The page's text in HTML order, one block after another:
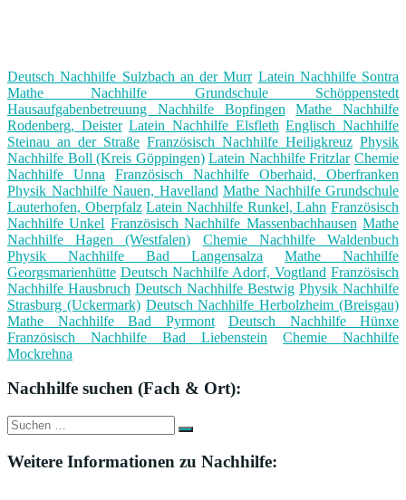
Deutsch Nachhilfe Sulzbach an der Murr Latein Nachhilfe Sontra
Mathe Nachhilfe Grundschule Schöppenstedt
Hausaufgabenbetreuung Nachhilfe Bopfingen
Mathe Nachhilfe
Rodenberg, Deister Latein Nachhilfe Elsfleth Englisch Nachhilfe
Steinau an der Straße Französisch Nachhilfe Heiligkreuz Physik
Nachhilfe Boll (Kreis Göppingen) Latein Nachhilfe Fritzlar Chemie
Nachhilfe Unna
Französisch Nachhilfe Oberhaid, Oberfranken
Physik Nachhilfe Nauen, Havelland Mathe Nachhilfe Grundschule
Lauterhofen, Oberpfalz Latein Nachhilfe Runkel, Lahn Französisch
Nachhilfe Unkel Französisch Nachhilfe Massenbachhausen Mathe
Nachhilfe Hagen (Westfalen)
Chemie Nachhilfe Waldenbuch
Physik Nachhilfe Bad Langensalza
Mathe Nachhilfe
Georgsmarienhütte Deutsch Nachhilfe Adorf, Vogtland Französisch
Nachhilfe Hausbruch Deutsch Nachhilfe Bestwig Physik Nachhilfe
Strasburg (Uckermark) Deutsch Nachhilfe Herbolzheim (Breisgau)
Mathe Nachhilfe Bad Pyrmont
Deutsch Nachhilfe Hünxe
Französisch Nachhilfe Bad Liebenstein
Chemie Nachhilfe
Mockrehna
Nachhilfe suchen (Fach & Ort):
Suche
nach:
Suchen
Weitere Informationen zu Nachhilfe: